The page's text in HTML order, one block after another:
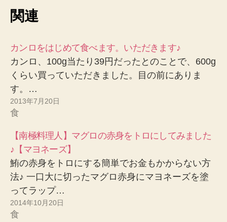
関連
カンロをはじめて食べます。いただきます♪
カンロ、100g当たり39円だったとのことで、600g
くらい買っていただきました。目の前にありま
す。…
2013年7月20日
食
【南極料理人】マグロの赤身をトロにしてみました
♪【マヨネーズ】
鮪の赤身をトロにする簡単でお金もかからない方
法♪ 一口大に切ったマグロ赤身にマヨネーズを塗
ってラップ…
2014年10月20日
食